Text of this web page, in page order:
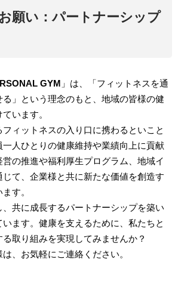
願い：パートナーシップ
GYM 」は、「フィットネスを通
る」という理念のもと、地域の皆様の健
います。
ィットネスの入り口に携わるといこと
人ひとりの健康維持や業績向上に貢献
の推進や福利厚生プログラム、地域イ
て、企業様と共に新たな価値を創造す
す。
共に成長するパートナーシップを築い
ます。健康を支えるために、私たちと
取り組みを実現してみませんか？
、お気軽にご連絡ください。